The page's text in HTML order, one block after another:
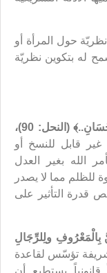
حول المرأة أو
له بتكوين نظريّة
(النحل: 90)،
قابل للنسخ أو
الله بغير العدل
للظلم مما لا يصدر
قدرة التأثير على
بِالْمَعْرُوفِ ولِلرِّجَالِ
الشريفة تؤسّس لقاعدة
يستطيع أن